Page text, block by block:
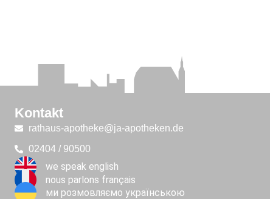
Kontakt
rathaus-apotheke@ja-apotheken.de
02404 / 90500
we speak english
nous parlons français
ми розмовляємо українською